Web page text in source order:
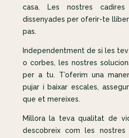
casa. Les nostres cadires
dissenyades per oferir-te
pas.
Independentment de si les
o corbes, les nostres
per a tu. T’oferim una
pujar i baixar escales,
que et mereixes.
Millora la teva qualitat de
descobreix com les nostres